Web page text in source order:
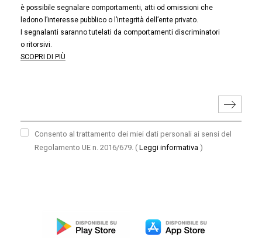
è possibile segnalare comportamenti, atti od omissioni che
ledono l’interesse pubblico o l’integrità dell’ente privato.
I segnalanti saranno tutelati da comportamenti discriminatori
o ritorsivi.
SCOPRI DI PIÙ
Consento al trattamento dei miei dati personali ai sensi del
Regolamento UE n. 2016/679. ( Leggi informativa )